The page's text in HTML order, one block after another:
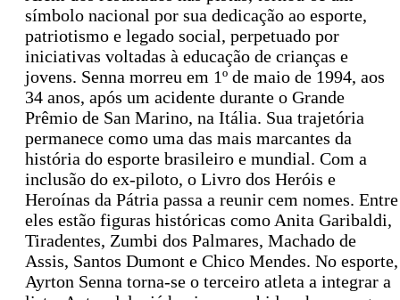
símbolo nacional por sua dedicação ao esporte,
patriotismo e legado social, perpetuado por
iniciativas voltadas à educação de crianças e
jovens. Senna morreu em 1º de maio de 1994, aos
34 anos, após um acidente durante o Grande
Prêmio de San Marino, na Itália. Sua trajetória
permanece como uma das mais marcantes da
história do esporte brasileiro e mundial. Com a
inclusão do ex-piloto, o Livro dos Heróis e
Heroínas da Pátria passa a reunir cem nomes. Entre
eles estão figuras históricas como Anita Garibaldi,
Tiradentes, Zumbi dos Palmares, Machado de
Assis, Santos Dumont e Chico Mendes. No esporte,
Ayrton Senna torna-se o terceiro atleta a integrar a